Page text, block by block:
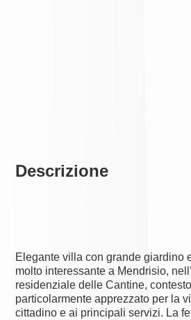
Descrizione
Elegante villa con grande giardino
molto interessante a Mendrisio,
residenziale delle Cantine,
particolarmente apprezzato per la
cittadino e ai principali servizi. La